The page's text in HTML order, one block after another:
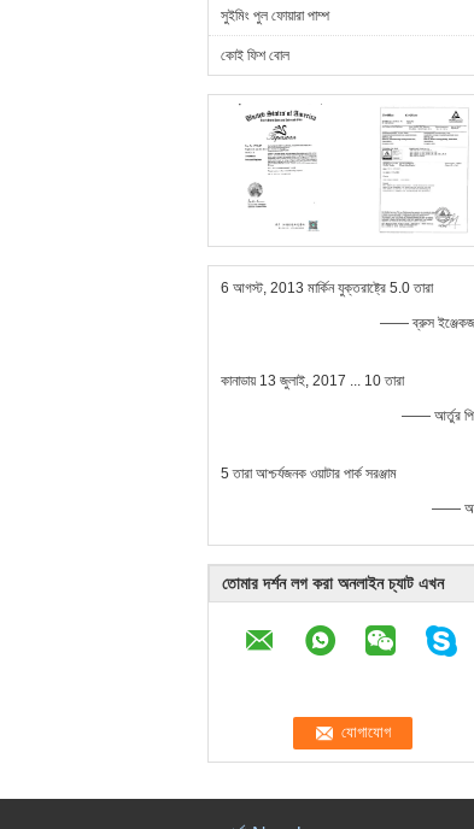
সুইমিং পুল ফোয়ারা পাম্প
কোই ফিশ বোল
6 আগস্ট, 2013 মার্কিন যুক্তরাষ্ট্রে 5.0 তারা
—— ব্রুস
কানাডায় 13 জুলাই, 2017 ... 10 তারা
—— আর্তুর
5 তারা আশ্চর্যজনক ওয়াটার পার্ক সরঞ্জাম
——
তোমার দর্শন লগ করা অনলাইন চ্যাট এখন